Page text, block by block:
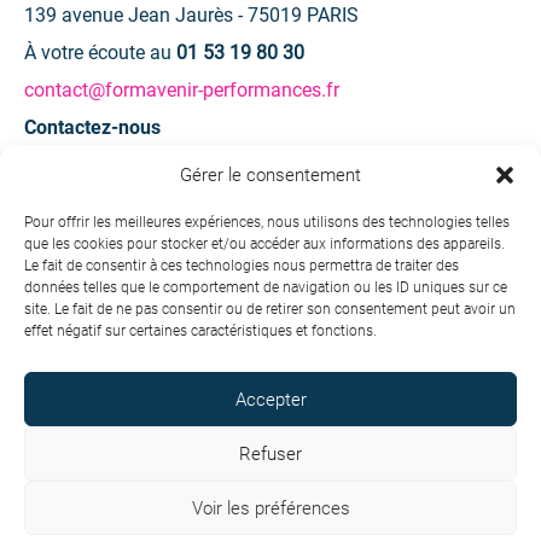
Gérer le consentement
Pour offrir les meilleures expériences, nous utilisons des technologies telles
que les cookies pour stocker et/ou accéder aux informations des appareils.
Le fait de consentir à ces technologies nous permettra de traiter des
données telles que le comportement de navigation ou les ID uniques sur ce
site. Le fait de ne pas consentir ou de retirer son consentement peut avoir un
effet négatif sur certaines caractéristiques et fonctions.
Accepter
Refuser
Voir les préférences
139 avenue Jean Jaurès - 75019 PARIS
À votre écoute au 01 53 19 80 30
contact@formavenir-performances.fr
Contactez-nous
Contactez-nous
Copyright © 2026 Formavenir - Performances. Tous droits
Charte de protection des données personnelles